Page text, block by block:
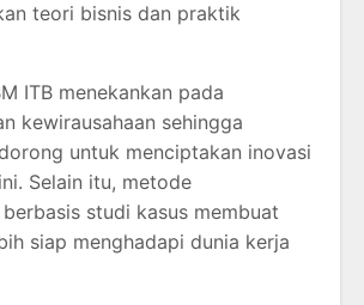
teori bisnis dan praktik
ITB menekankan pada
kewirausahaan sehingga
untuk menciptakan inovasi
Selain itu, metode
studi kasus membuat
siap menghadapi dunia kerja